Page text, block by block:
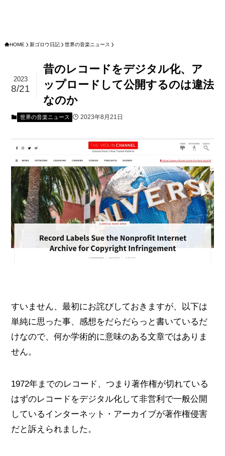
HOME 新ゴロウ日記 世界の音楽ニュース
昔のレコードをデジタル化、ア
ップロードして公開するのは違法
なのか
2023
8/21
世界の音楽ニュース 2023年8月21日
すいません、最初にお詫びしておきますが、以下は
単純に思った事、感想をだらだらっと書いているだ
けなので、何か学術的に意味のある文章ではありま
せん。
1972年までのレコード、つまり著作権が切れている
はずのレコードをデジタル化して非営利で一般公開
しているインターネット・アーカイブが著作権侵害
だと訴えられました。